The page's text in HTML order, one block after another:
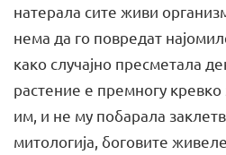
натерала сите живи
нема да го повредат
како случајно пресметала
растение е премногу кревко
им, и не му побарала
митологија, боговите